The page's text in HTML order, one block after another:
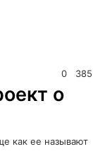
0 385
о
как ее называют